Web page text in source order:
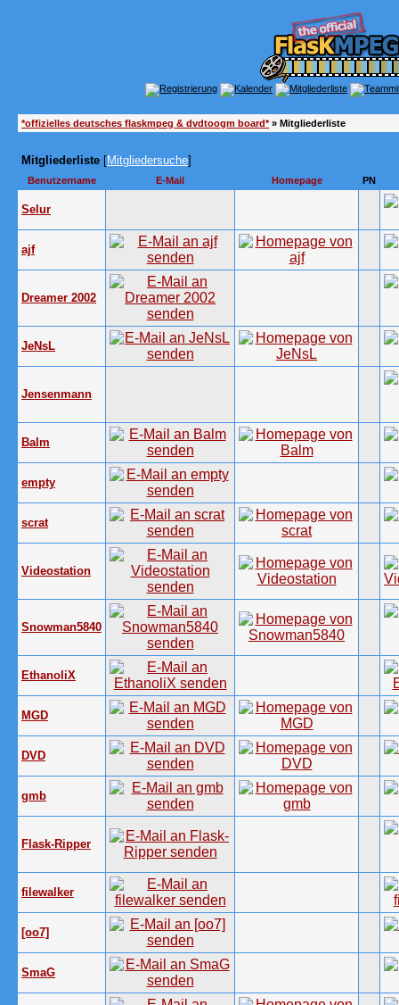
*offizielles deutsches flaskmpeg & dvdtoogm board*» Mitgliederliste
Mitgliederliste [Mitgliedersuche]
Benutzername E-Mail Homepage PN
Selur
ajf
Dreamer 2002
JeNsL
Jensenmann
Balm
empty
scrat
Videostation
Snowman5840
EthanoliX
MGD
DVD
gmb
Flask-Ripper
filewalker
[oo7]
SmaG